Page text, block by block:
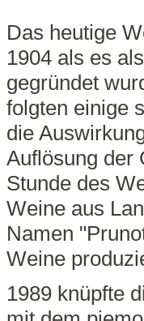
Das heutige
1904 als es
gegründet
folgten einige
die
Auflösung der
Stunde des
Weine aus
Namen
Weine
1989 knüpfte